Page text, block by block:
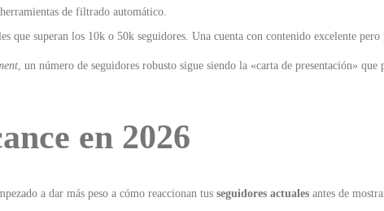
de filtrado automático.
que superan los 10k o 50k seguidores. Una cuenta con contenido excelente
, un número de seguidores robusto sigue siendo la «carta de presentación»
en 2026
a dar más peso a cómo reaccionan tus seguidores actuales antes de